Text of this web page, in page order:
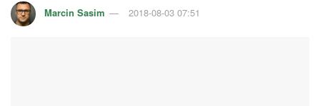
Marcin Sasim 2018-08-03 07:51